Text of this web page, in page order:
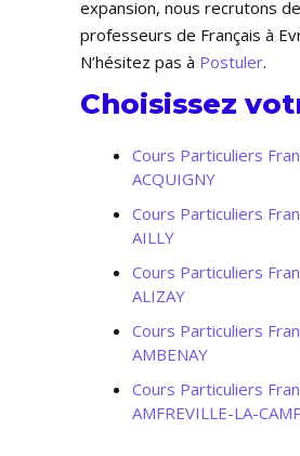
expansion, nous recrutons
professeurs de Français à
N’hésitez pas à Postuler.
Choisissez
Cours Particuliers
ACQUIGNY
Cours Particuliers
AILLY
Cours Particuliers
ALIZAY
Cours Particuliers
AMBENAY
Cours Particuliers
AMFREVILLE-LA-